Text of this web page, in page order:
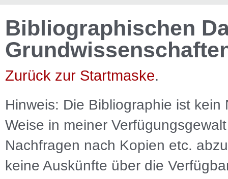
Bibliographischen
Zurück zur Startmaske.
Hinweis: Die Bibliographie ist kein
Weise in meiner
Nachfragen nach Kopien etc.
keine Auskünfte über die